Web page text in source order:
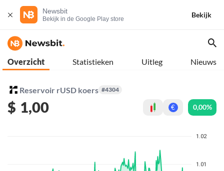
Newsbit
Bekijk in de Google Play store
Bekijk
Overzicht Statistieken Uitleg Nieuws
Reservoir rUSD koers #4304
$ 1,00 € 0,00%